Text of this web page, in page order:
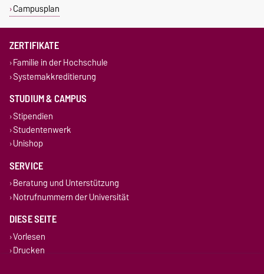
Campusplan
ZERTIFIKATE
Familie in der Hochschule
Systemakkreditierung
STUDIUM & CAMPUS
Stipendien
Studentenwerk
Unishop
SERVICE
Beratung und Unterstützung
Notrufnummern der Universität
DIESE SEITE
Vorlesen
Drucken